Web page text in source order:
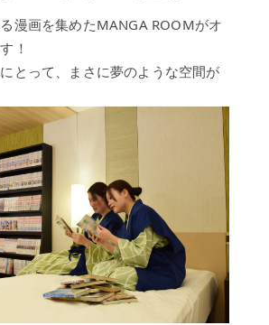
漫画を集めたMANGA ROOMがオ
！
とって、まさに夢のような空間が